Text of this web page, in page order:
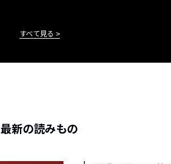
すべて見る
最新の読みもの